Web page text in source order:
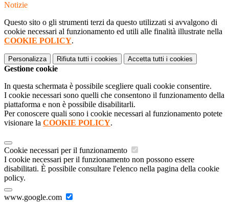
Notizie
Questo sito o gli strumenti terzi da questo utilizzati si avvalgono di
cookie necessari al funzionamento ed utili alle finalità illustrate nella
COOKIE POLICY.
Personalizza Rifiuta tutti i cookies Accetta tutti i cookies
Gestione cookie
In questa schermata è possibile scegliere quali cookie consentire.
I cookie necessari sono quelli che consentono il funzionamento della
piattaforma e non è possibile disabilitarli.
Per conoscere quali sono i cookie necessari al funzionamento potete
visionare la COOKIE POLICY.
Cookie necessari per il funzionamento
I cookie necessari per il funzionamento non possono essere
disabilitati. È possibile consultare l'elenco nella pagina della cookie
policy.
www.google.com